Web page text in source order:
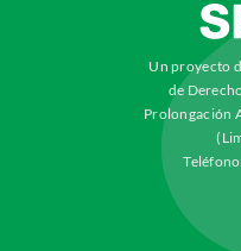
Un proyecto
de
Prolongación